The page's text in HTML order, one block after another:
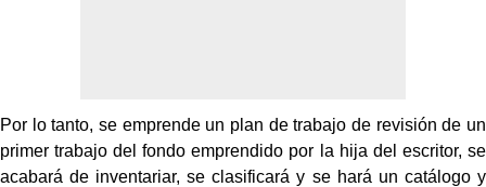
Por lo tanto, se emprende un plan de trabajo de revisión de un
primer trabajo del fondo emprendido por la hija del escritor, se
acabará de inventariar, se clasificará y se hará un catálogo y